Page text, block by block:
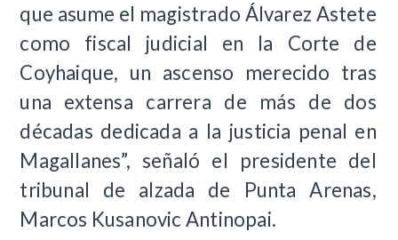
que asume el magistrado Álvarez Astete
como fiscal judicial en la Corte de
Coyhaique, un ascenso merecido tras
una extensa carrera de más de dos
décadas dedicada a la justicia penal en
Magallanes”, señaló el presidente del
tribunal de alzada de Punta Arenas,
Marcos Kusanovic Antinopai.